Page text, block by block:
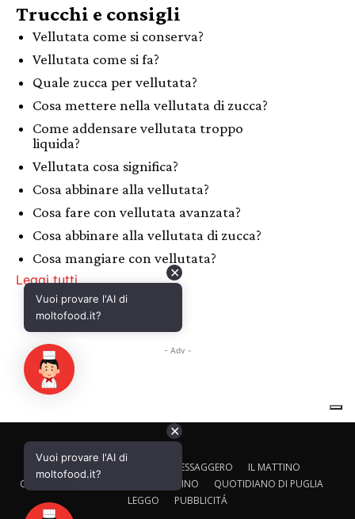
CALTAGIRONE EDITORE IL MESSAGGERO
IL MATTINO
CORRIERE ADRIATICO
IL GAZZETTINO
QUOTIDIANO DI PUGLIA
LEGGO
PUBBLICITÁ
✕
Vuoi provare l'AI di
moltofood.it?